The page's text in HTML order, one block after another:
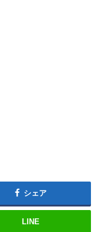
シェア
LINE